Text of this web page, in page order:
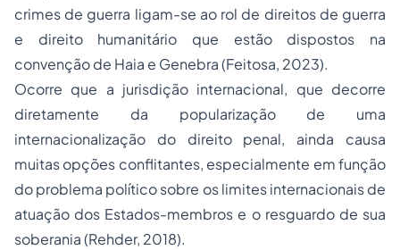
crimes de guerra ligam-se ao rol de direitos de guerra
e direito humanitário que estão dispostos na
convenção de Haia e Genebra (Feitosa, 2023).
Ocorre que a jurisdição internacional, que decorre
diretamente da popularização de uma
internacionalização do direito penal, ainda causa
muitas opções conflitantes, especialmente em função
do problema político sobre os limites internacionais de
atuação dos Estados-membros e o resguardo de sua
soberania (Rehder, 2018).